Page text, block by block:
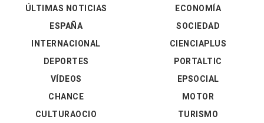
ÚLTIMAS NOTICIAS
ESPAÑA
INTERNACIONAL
DEPORTES
VÍDEOS
ECONOMÍA
SOCIEDAD
CIENCIAPLUS
PORTALTIC
EPSOCIAL
CHANCE
CULTURAOCIO
MOTOR
TURISMO